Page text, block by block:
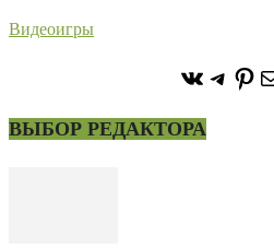
Видеоигры
https://
ВЫБОР РЕДАКТОРА